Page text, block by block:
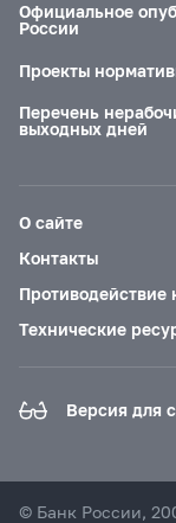
Официальное
России
Проекты
Перечень
выходных дней
О сайте
Контакты
Противодействие
Технические
Версия для
© Банк России,